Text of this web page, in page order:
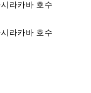
라카바 호수
라카바 호수